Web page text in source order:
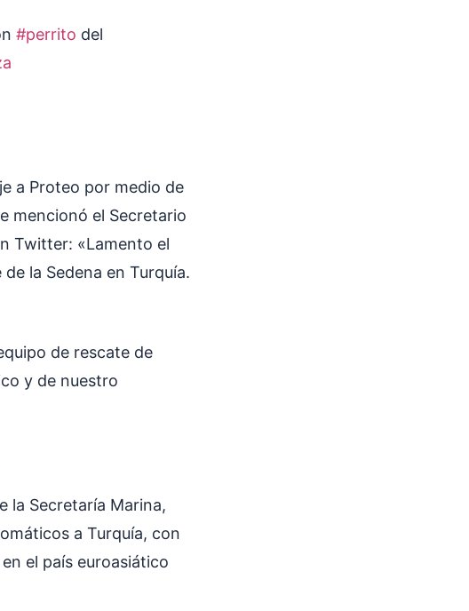
#perrito del
a Proteo por medio de
mencionó el Secretario
Twitter: «Lamento el
la Sedena en Turquía.
de rescate de
y de nuestro
la Secretaría Marina,
a Turquía, con
el país euroasiático